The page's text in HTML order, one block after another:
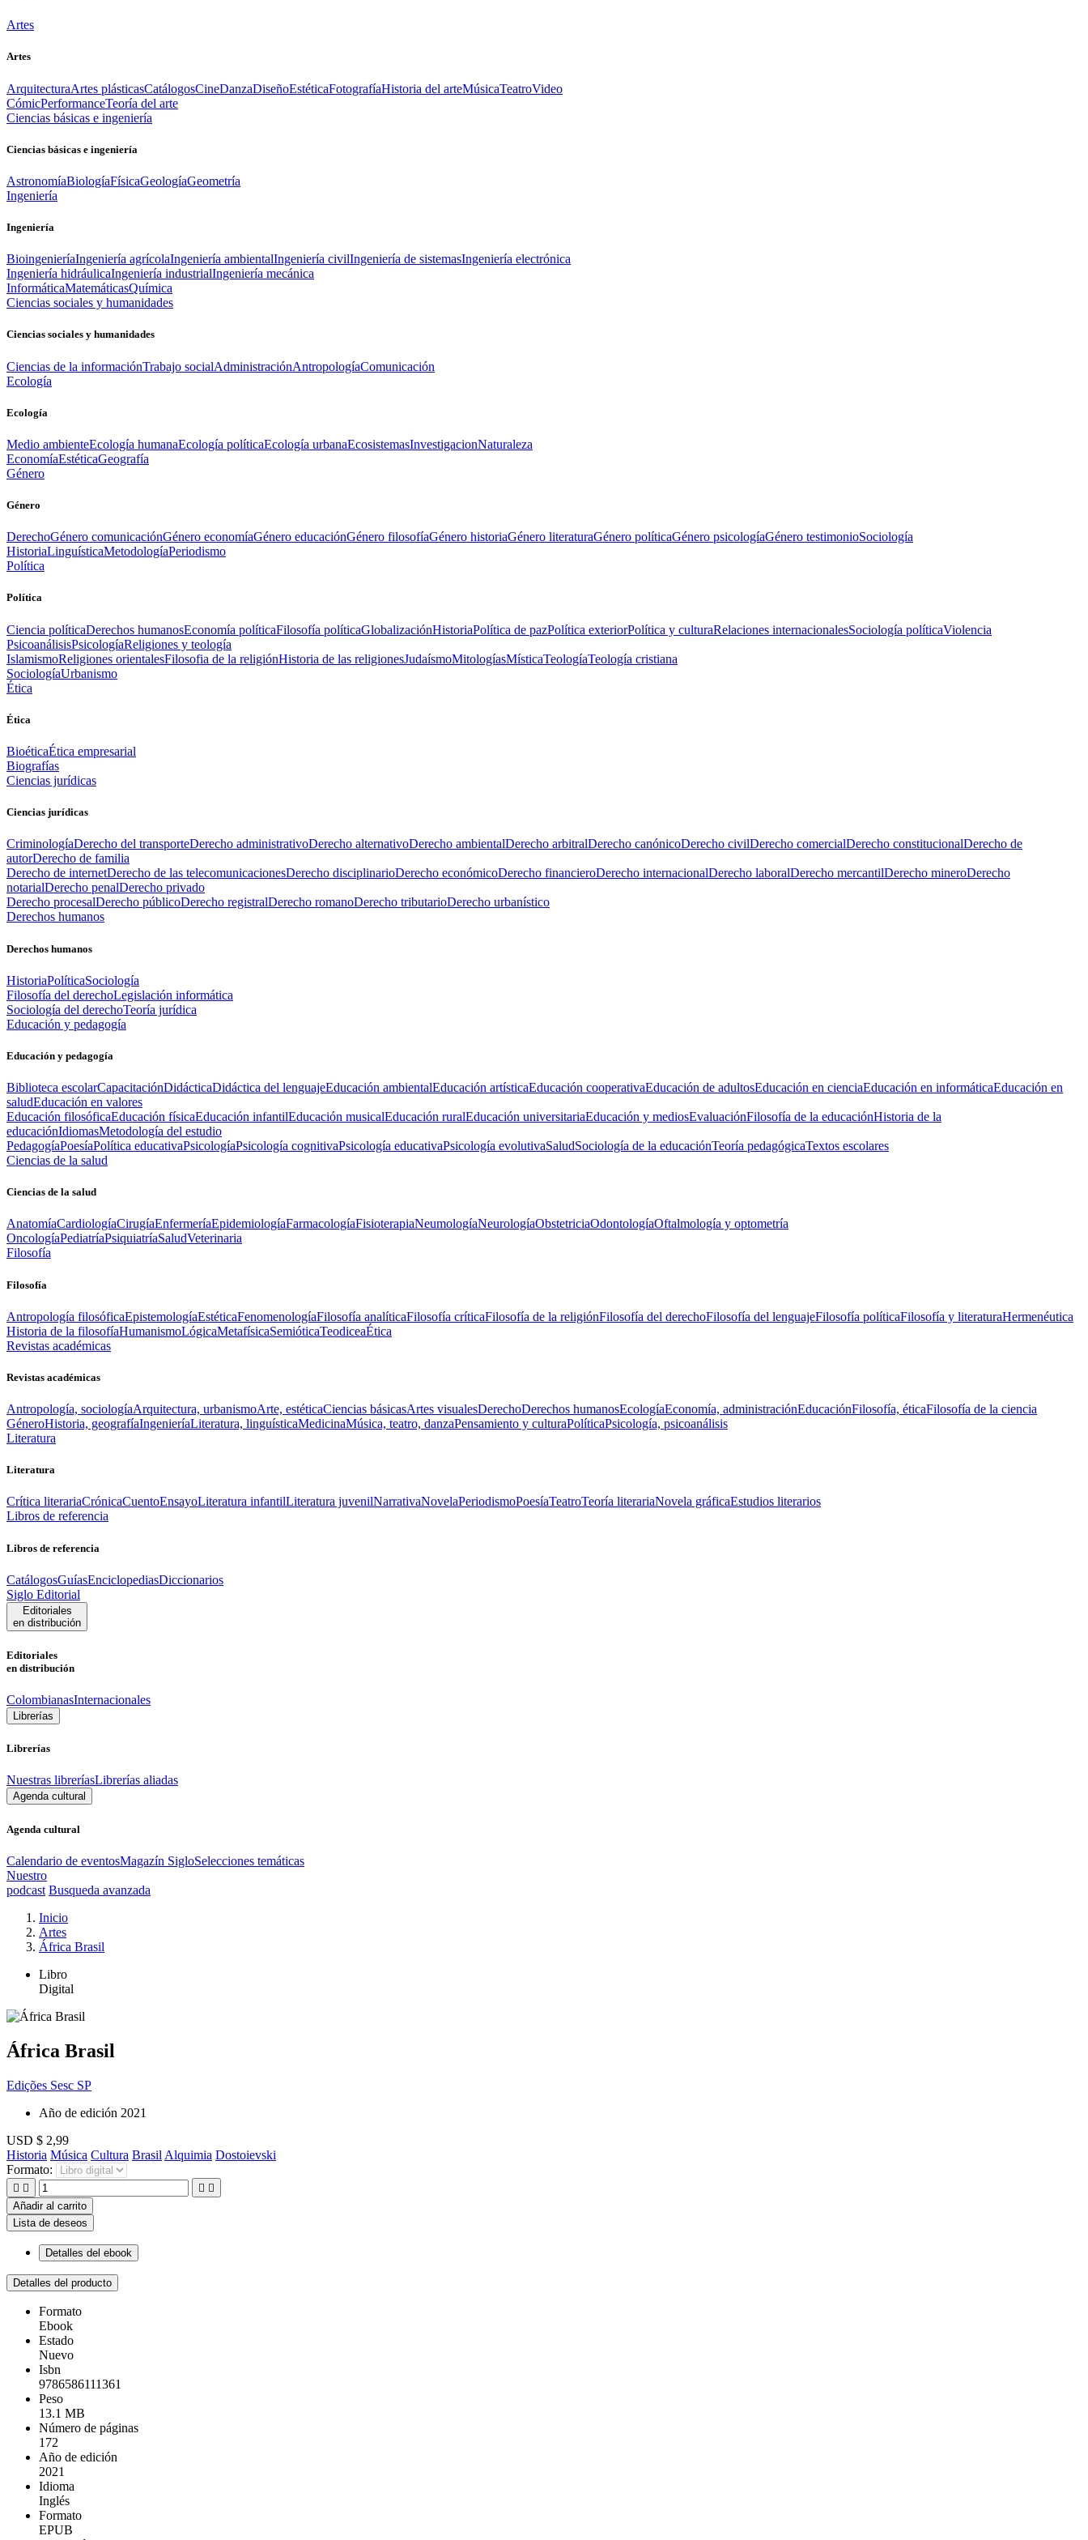
Artes
Artes
ArquitecturaArtes plásticasCatálogosCineDanzaDiseñoEstéticaFotografíaHistoria del arteMúsicaTeatroVideo
CómicPerformanceTeoría del arte
Ciencias básicas e ingeniería
Ciencias básicas e ingeniería
AstronomíaBiologíaFísicaGeologíaGeometría
Ingeniería
Ingeniería
BioingenieríaIngeniería agrícolaIngeniería ambientalIngeniería civilIngeniería de sistemasIngeniería electrónica
Ingeniería hidráulicaIngeniería industrialIngeniería mecánica
InformáticaMatemáticasQuímica
Ciencias sociales y humanidades
Ciencias sociales y humanidades
Ciencias de la informaciónTrabajo socialAdministraciónAntropologíaComunicación
Ecología
Ecología
Medio ambienteEcología humanaEcología políticaEcología urbanaEcosistemasInvestigacionNaturaleza
EconomíaEstéticaGeografía
Género
Género
DerechoGénero comunicaciónGénero economíaGénero educaciónGénero filosofíaGénero historiaGénero literaturaGénero políticaGénero psicologíaGénero testimonioSociología
HistoriaLinguísticaMetodologíaPeriodismo
Política
Política
Ciencia políticaDerechos humanosEconomía políticaFilosofía políticaGlobalizaciónHistoriaPolítica de pazPolítica exteriorPolítica y culturaRelaciones internacionalesSociología políticaViolencia
PsicoanálisisPsicologíaReligiones y teología
IslamismoReligiones orientalesFilosofia de la religiónHistoria de las religionesJudaísmoMitologíasMísticaTeologíaTeología cristiana
SociologíaUrbanismo
Ética
Ética
BioéticaÉtica empresarial
Biografías
Ciencias jurídicas
Ciencias jurídicas
CriminologíaDerecho del transporteDerecho administrativoDerecho alternativoDerecho ambientalDerecho arbitralDerecho canónicoDerecho civilDerecho comercialDerecho constitucionalDerecho de
autorDerecho de familia
Derecho de internetDerecho de las telecomunicacionesDerecho disciplinarioDerecho económicoDerecho financieroDerecho internacionalDerecho laboralDerecho mercantilDerecho mineroDerecho
notarialDerecho penalDerecho privado
Derecho procesalDerecho públicoDerecho registralDerecho romanoDerecho tributarioDerecho urbanístico
Derechos humanos
Derechos humanos
HistoriaPolíticaSociología
Filosofía del derechoLegislación informática
Sociología del derechoTeoría jurídica
Educación y pedagogía
Educación y pedagogía
Biblioteca escolarCapacitaciónDidácticaDidáctica del lenguajeEducación ambientalEducación artísticaEducación cooperativaEducación de adultosEducación en cienciaEducación en informáticaEducación en
saludEducación en valores
Educación filosóficaEducación físicaEducación infantilEducación musicalEducación ruralEducación universitariaEducación y mediosEvaluaciónFilosofía de la educaciónHistoria de la
educaciónIdiomasMetodología del estudio
PedagogíaPoesíaPolítica educativaPsicologíaPsicología cognitivaPsicología educativaPsicología evolutivaSaludSociología de la educaciónTeoría pedagógicaTextos escolares
Ciencias de la salud
Ciencias de la salud
AnatomíaCardiologíaCirugíaEnfermeríaEpidemiologíaFarmacologíaFisioterapiaNeumologíaNeurologíaObstetriciaOdontologíaOftalmología y optometría
OncologíaPediatríaPsiquiatríaSaludVeterinaria
Filosofía
Filosofía
Antropología filosóficaEpistemologíaEstéticaFenomenologíaFilosofía analíticaFilosofía críticaFilosofía de la religiónFilosofía del derechoFilosofía del lenguajeFilosofía políticaFilosofía y literaturaHermenéutica
Historia de la filosofíaHumanismoLógicaMetafísicaSemióticaTeodiceaÉtica
Revistas académicas
Revistas académicas
Antropología, sociologíaArquitectura, urbanismoArte, estéticaCiencias básicasArtes visualesDerechoDerechos humanosEcologíaEconomía, administraciónEducaciónFilosofía, éticaFilosofía de la ciencia
GéneroHistoria, geografíaIngenieríaLiteratura, linguísticaMedicinaMúsica, teatro, danzaPensamiento y culturaPolíticaPsicología, psicoanálisis
Literatura
Literatura
Crítica literariaCrónicaCuentoEnsayoLiteratura infantilLiteratura juvenilNarrativaNovelaPeriodismoPoesíaTeatroTeoría literariaNovela gráficaEstudios literarios
Libros de referencia
Libros de referencia
CatálogosGuíasEnciclopediasDiccionarios
Siglo Editorial
Editoriales
en distribución
Editoriales
en distribución
ColombianasInternacionales
Librerías
Librerías
Nuestras libreríasLibrerías aliadas
Agenda cultural
Agenda cultural
Calendario de eventosMagazín SigloSelecciones temáticas
Nuestro
podcast Busqueda avanzada
Inicio
Artes
África Brasil
Libro
Digital
África Brasil
Edições Sesc SP
Año de edición 2021
USD $ 2,99
Historia Música Cultura Brasil Alquimia Dostoievski
Formato:
   
Añadir al carrito
Lista de deseos
Detalles del ebook
Detalles del producto
Formato
Ebook
Estado
Nuevo
Isbn
9786586111361
Peso
13.1 MB
Número de páginas
172
Año de edición
2021
Idioma
Inglés
Formato
EPUB